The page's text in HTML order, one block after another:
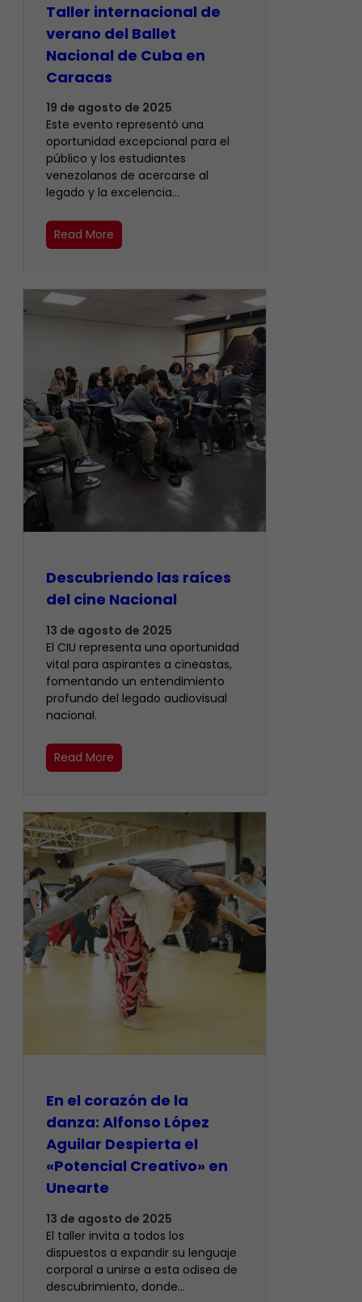
Taller internacional de
verano del Ballet
Nacional de Cuba en
Caracas
19 de agosto de 2025
Este evento representó una
oportunidad excepcional para el
público y los estudiantes
venezolanos de acercarse al
legado y la excelencia…
Read More
Descubriendo las raíces
del cine Nacional
13 de agosto de 2025
El CIU representa una oportunidad
vital para aspirantes a cineastas,
fomentando un entendimiento
profundo del legado audiovisual
nacional.
Read More
En el corazón de la
danza: Alfonso López
Aguilar Despierta el
«Potencial Creativo» en
Unearte
13 de agosto de 2025
El taller invita a todos los
dispuestos a expandir su lenguaje
corporal a unirse a esta odisea de
descubrimiento, donde…